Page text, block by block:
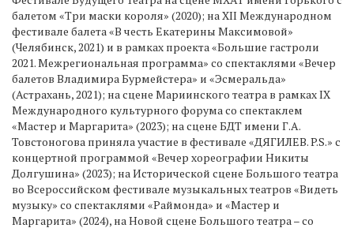
балетом «Три маски короля» (2020); на XII Международном
фестивале балета «В честь Екатерины Максимовой»
(Челябинск, 2021) и в рамках проекта «Большие гастроли
2021. Межрегиональная программа» со спектаклями «Вечер
балетов Владимира Бурмейстера» и «Эсмеральда»
(Астрахань, 2021); на сцене Мариинского театра в рамках IX
Международного культурного форума со спектаклем
«Мастер и Маргарита» (2023); на сцене БДТ имени Г.А.
Товстоногова приняла участие в фестивале «ДЯГИЛЕВ. P.S.» с
концертной программой «Вечер хореографии Никиты
Долгушина» (2023); на Исторической сцене Большого театра
во Всероссийском фестивале музыкальных театров «Видеть
музыку» со спектаклями «Раймонда» и «Мастер и
Маргарита» (2024), на Новой сцене Большого театра – со